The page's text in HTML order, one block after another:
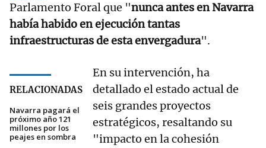
Parlamento Foral que "nunca antes en Navarra
había habido en ejecución tantas
infraestructuras de esta envergadura".
RELACIONADAS
Navarra pagará el
próximo año 121
millones por los
peajes en sombra
En su intervención, ha
detallado el estado actual de
seis grandes proyectos
estratégicos, resaltando su
"impacto en la cohesión